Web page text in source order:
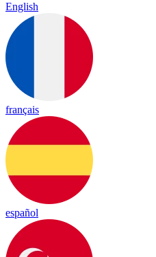
English
français
español